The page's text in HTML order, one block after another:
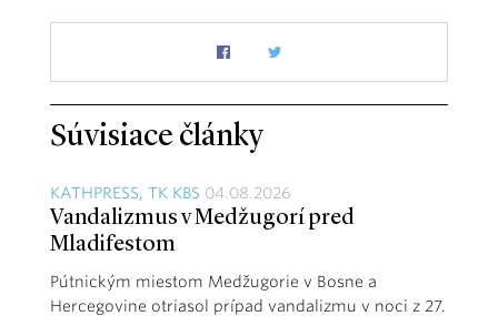
Súvisiace články
KATHPRESS, TK KBS 04.08.2026
Vandalizmus v Medžugorí pred
Mladifestom
Pútnickým miestom Medžugorie v Bosne a
Hercegovine otriasol prípad vandalizmu v noci z 27.